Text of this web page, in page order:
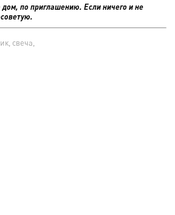
по приглашению. Если ничего и не
свеча,